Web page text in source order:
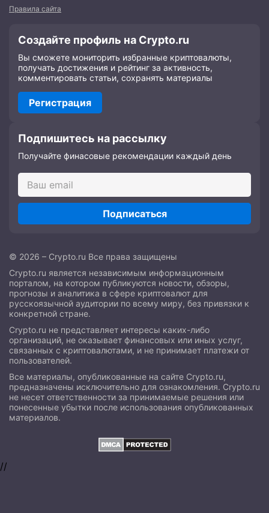
Правила сайта
Создайте профиль на Crypto.ru
Вы сможете мониторить избранные криптовалюты,
получать достижения и рейтинг за активность,
комментировать статьи, сохранять материалы
Регистрация
Подпишитесь на рассылку
Получайте финасовые рекомендации каждый день
Подписаться
© 2026 – Crypto.ru Все права защищены
Crypto.ru является независимым информационным
порталом, на котором публикуются новости, обзоры,
прогнозы и аналитика в сфере криптовалют для
русскоязычной аудитории по всему миру, без привязки к
конкретной стране.
Crypto.ru не представляет интересы каких-либо
организаций, не оказывает финансовых или иных услуг,
связанных с криптовалютами, и не принимает платежи от
пользователей.
Все материалы, опубликованные на сайте Crypto.ru,
предназначены исключительно для ознакомления. Crypto.ru
не несет ответственности за принимаемые решения или
понесенные убытки после использования опубликованных
материалов.
//